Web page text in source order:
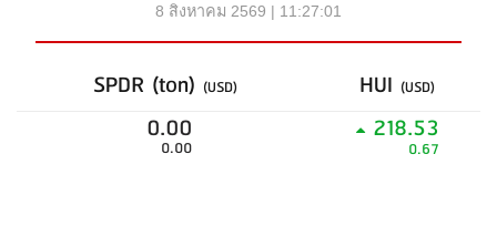
8 สิงหาคม 2569 | 11:27:01
SPDR (ton) (USD) HUI (USD)
0.00
0.00
218.53
0.67